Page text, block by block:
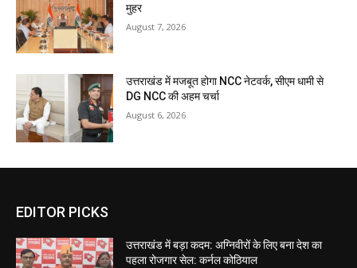
मुहर
August 7, 2026
उत्तराखंड में मजबूत होगा NCC नेटवर्क, सीएम धामी से
DG NCC की अहम चर्चा
August 6, 2026
EDITOR PICKS
उत्तराखंड में बड़ा कदम: अग्निवीरों के लिए बना देश का
पहला रोजगार सेल: कर्नल कोठियाल